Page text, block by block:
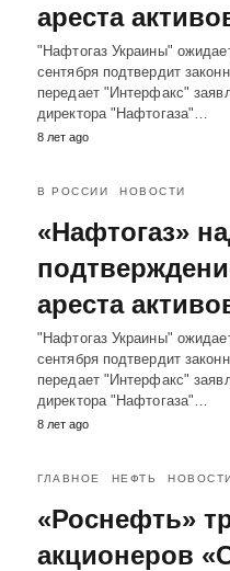
ареста
"Нафтогаз Украины"
сентября подтвердит
передает "Интерфакс"
директора "Нафтогаза"…
8 лет ago
В РОССИИ НОВОСТИ
«Нафтогаз»
ареста
"Нафтогаз Украины"
сентября подтвердит
передает "Интерфакс"
директора "Нафтогаза"…
8 лет ago
ГЛАВНОЕ НЕФТЬ
«Роснефть»
акционеров